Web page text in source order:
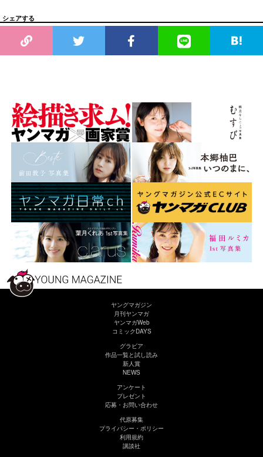
シェアする
ヤングマガジン
月刊ヤンマガ
ヤンマガWeb
コミックDAYS
グラビア
作品一覧と試し読み
新人賞
NEWS
アンケート
プレゼント
応募・お問い合わせ
代原募集
プライバシー・ポリシー
利用規約
講談社